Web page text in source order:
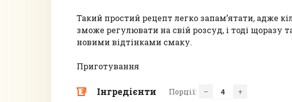
Такий простий рецепт легко запам’ятати, адже
зможе регулювати на свій розсуд, і тоді щоразу
новими відтінками смаку.
Приготування
Інгредієнти Порції: – +